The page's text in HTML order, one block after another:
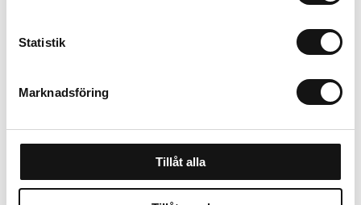
Statistik
Marknadsföring
Tillåt alla